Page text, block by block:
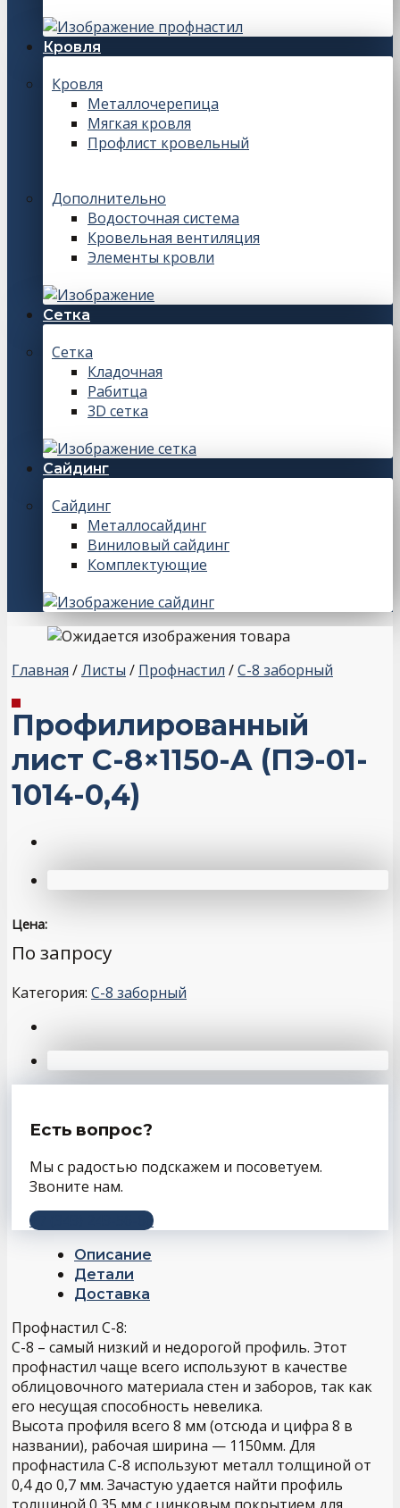
Кровля
Кровля
Металлочерепица
Мягкая кровля
Профлист кровельный
Дополнительно
Водосточная система
Кровельная вентиляция
Элементы кровли
Сетка
Сетка
Кладочная
Рабитца
3D сетка
Сайдинг
Сайдинг
Металлосайдинг
Виниловый сайдинг
Комплектующие
Главная /Листы / Профнастил /С-8 заборный
Профилированный
лист С-8×1150-A (ПЭ-01-
1014-0,4)
Цена:
По запросу
Категория: С-8 заборный
Есть вопрос?
Мы с радостью подскажем и посоветуем.
Звоните нам.
+7 (343) 243-56-66
Описание
Детали
Доставка
Профнастил С-8:
С-8 – самый низкий и недорогой профиль. Этот
профнастил чаще всего используют в качестве
облицовочного материала стен и заборов, так как
его несущая способность невелика.
Высота профиля всего 8 мм (отсюда и цифра 8 в
названии), рабочая ширина — 1150мм. Для
профнастила С-8 используют металл толщиной от
0,4 до 0,7 мм. Зачастую удается найти профиль